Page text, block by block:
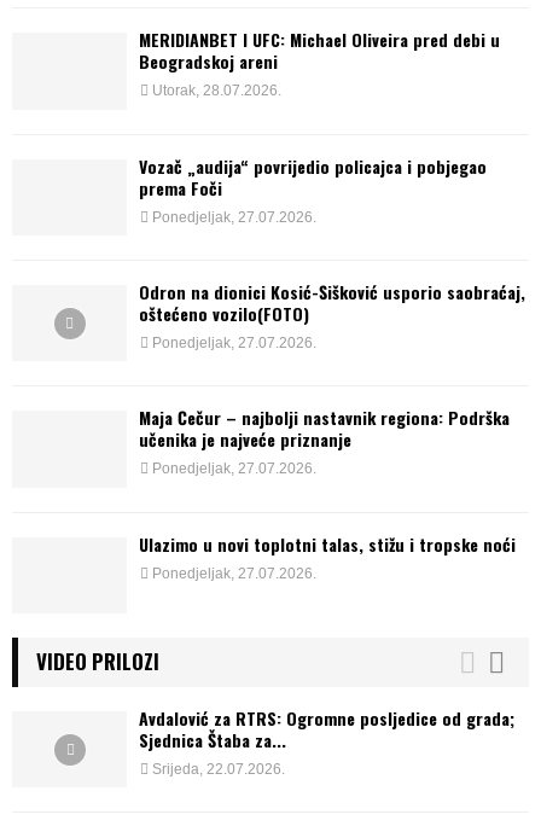
MERIDIANBET I UFC: Michael Oliveira pred debi u
Beogradskoj areni
Utorak, 28.07.2026.
Vozač „audija“ povrijedio policajca i pobjegao
prema Foči
Ponedjeljak, 27.07.2026.
Odron na dionici Kosić-Šišković usporio saobraćaj,
oštećeno vozilo(FOTO)
Ponedjeljak, 27.07.2026.
Maja Čečur – najbolji nastavnik regiona: Podrška
učenika je najveće priznanje
Ponedjeljak, 27.07.2026.
Ulazimo u novi toplotni talas, stižu i tropske noći
Ponedjeljak, 27.07.2026.
VIDEO PRILOZI
Avdalović za RTRS: Ogromne posljedice od grada;
Sjednica Štaba za...
Srijeda, 22.07.2026.